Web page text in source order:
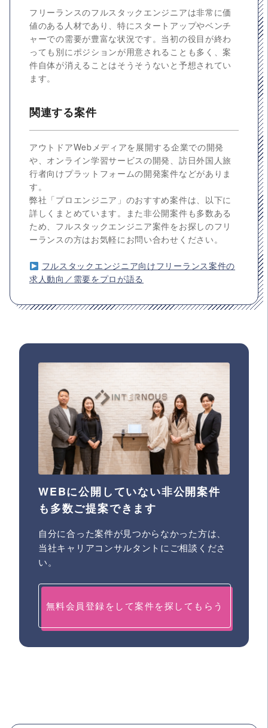
フリーランスのフルスタックエンジニアは非常に価
値のある人材であり、特にスタートアップやベンチ
ャーでの需要が豊富な状況です。当初の役目が終わ
っても別にポジションが用意されることも多く、案
件自体が消えることはそうそうないと予想されてい
ます。
関連する案件
アウトドアWebメディアを展開する企業での開発
や、オンライン学習サービスの開発、訪日外国人旅
行者向けプラットフォームの開発案件などがありま
す。
弊社「プロエンジニア」のおすすめ案件は、以下に
詳しくまとめています。また非公開案件も多数ある
ため、フルスタックエンジニア案件をお探しのフリ
ーランスの方はお気軽にお問い合わせください。
フルスタックエンジニア向けフリーランス案件の
求人動向／需要をプロが語る
WEBに公開していない非公開案件
も多数ご提案できます
自分に合った案件が見つからなかった方は、
当社キャリアコンサルタントにご相談くださ
い。
無料会員登録をして案件を探してもらう